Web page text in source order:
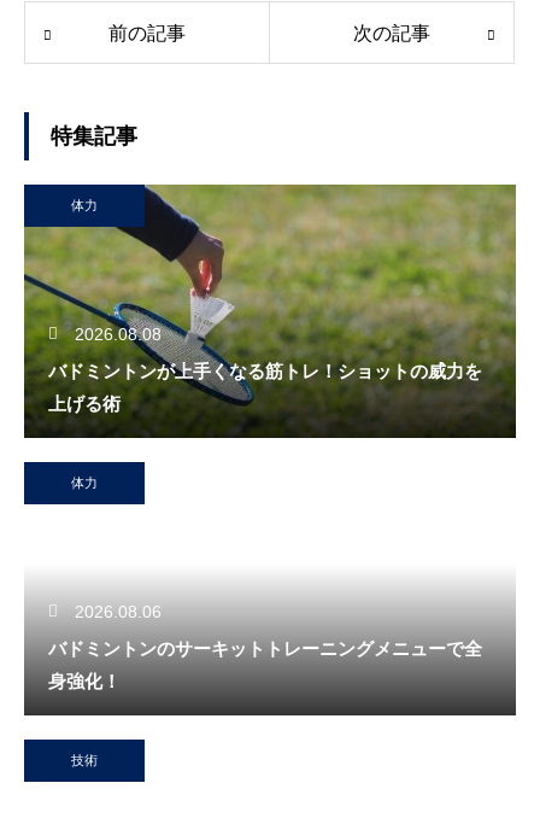
前の記事 次の記事
特集記事
体力
2026.08.08
バドミントンが上手くなる筋トレ！ショットの威力を
上げる術
体力
2026.08.06
バドミントンのサーキットトレーニングメニューで全
身強化！
技術